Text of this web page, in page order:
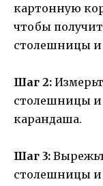
картонную
чтобы
столешницы
Шаг 2:
столешницы
карандаша.
Шаг 3:
столешницы